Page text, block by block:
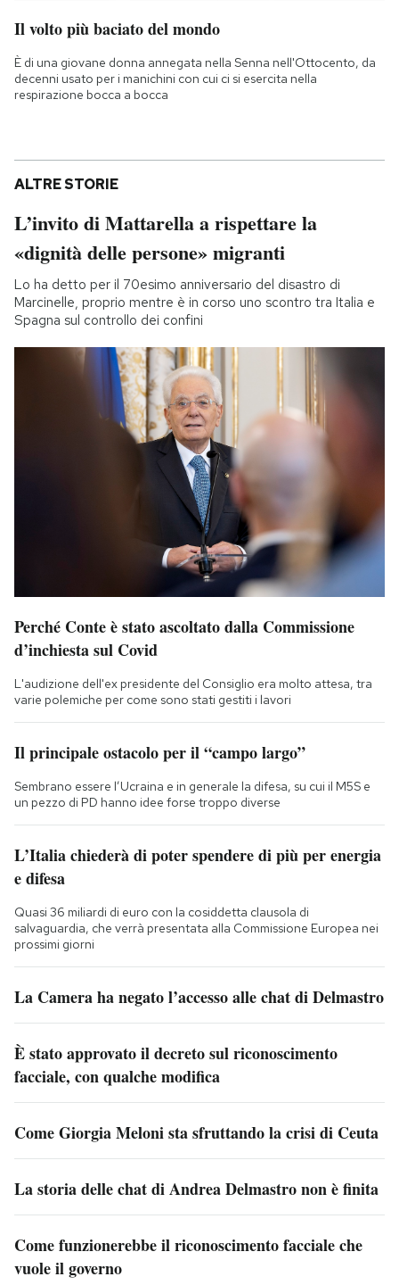
Il volto più baciato del mondo
È di una giovane donna annegata nella Senna nell'Ottocento, da
decenni usato per i manichini con cui ci si esercita nella
respirazione bocca a bocca
ALTRE STORIE
L’invito di Mattarella a rispettare la
«dignità delle persone» migranti
Lo ha detto per il 70esimo anniversario del disastro di
Marcinelle, proprio mentre è in corso uno scontro tra Italia e
Spagna sul controllo dei confini
Perché Conte è stato ascoltato dalla Commissione
d’inchiesta sul Covid
L'audizione dell'ex presidente del Consiglio era molto attesa, tra
varie polemiche per come sono stati gestiti i lavori
Il principale ostacolo per il “campo largo”
Sembrano essere l’Ucraina e in generale la difesa, su cui il M5S e
un pezzo di PD hanno idee forse troppo diverse
L’Italia chiederà di poter spendere di più per energia
e difesa
Quasi 36 miliardi di euro con la cosiddetta clausola di
salvaguardia, che verrà presentata alla Commissione Europea nei
prossimi giorni
La Camera ha negato l’accesso alle chat di Delmastro
È stato approvato il decreto sul riconoscimento
facciale, con qualche modifica
Come Giorgia Meloni sta sfruttando la crisi di Ceuta
La storia delle chat di Andrea Delmastro non è finita
Come funzionerebbe il riconoscimento facciale che
vuole il governo